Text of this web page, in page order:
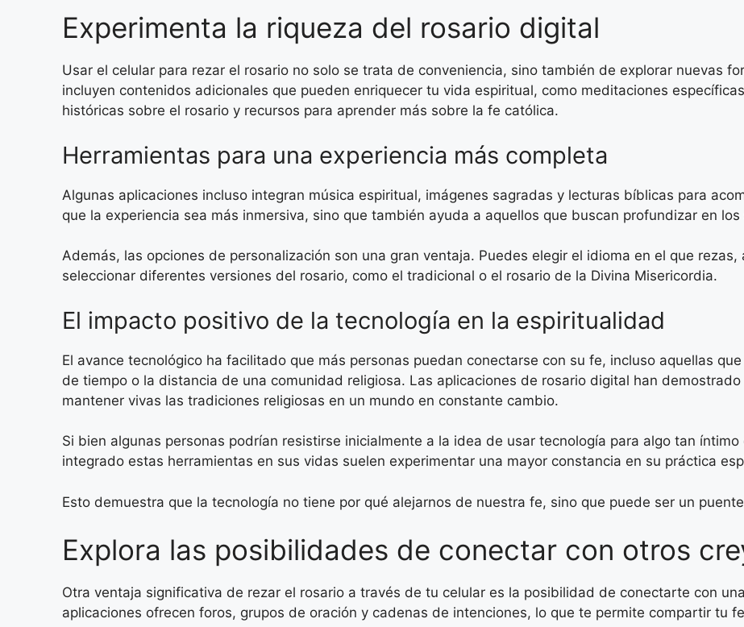
Experimenta la riqueza del rosario digital
Usar el celular para rezar el rosario no solo se trata de conveniencia, sino también de explorar nuevas
incluyen contenidos adicionales que pueden enriquecer tu vida espiritual, como meditaciones
históricas sobre el rosario y recursos para aprender más sobre la fe católica.
Herramientas para una experiencia más completa
Algunas aplicaciones incluso integran música espiritual, imágenes sagradas y lecturas bíblicas para
que la experiencia sea más inmersiva, sino que también ayuda a aquellos que buscan profundizar en
Además, las opciones de personalización son una gran ventaja. Puedes elegir el idioma en el que
seleccionar diferentes versiones del rosario, como el tradicional o el rosario de la Divina Misericordia.
El impacto positivo de la tecnología en la espiritualidad
El avance tecnológico ha facilitado que más personas puedan conectarse con su fe, incluso aquellas
de tiempo o la distancia de una comunidad religiosa. Las aplicaciones de rosario digital han
mantener vivas las tradiciones religiosas en un mundo en constante cambio.
Si bien algunas personas podrían resistirse inicialmente a la idea de usar tecnología para algo tan
integrado estas herramientas en sus vidas suelen experimentar una mayor constancia en su práctica
Esto demuestra que la tecnología no tiene por qué alejarnos de nuestra fe, sino que puede ser un
Explora las posibilidades de conectar con otros
Otra ventaja significativa de rezar el rosario a través de tu celular es la posibilidad de conectarte con
aplicaciones ofrecen foros, grupos de oración y cadenas de intenciones, lo que te permite compartir tu